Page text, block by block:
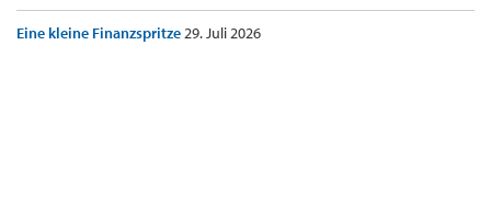
Eine kleine Finanzspritze29. Juli 2026